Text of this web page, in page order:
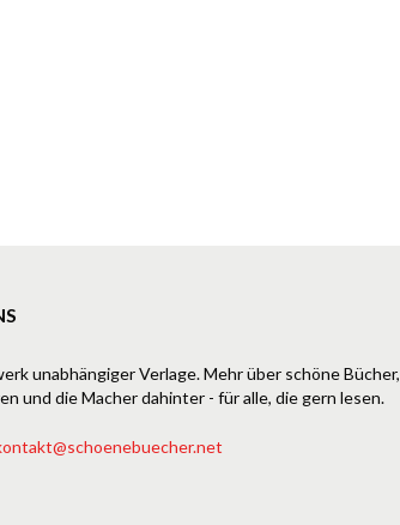
unabhängiger Verlage. Mehr über schöne Bücher,
und die Macher dahinter - für alle, die gern lesen.